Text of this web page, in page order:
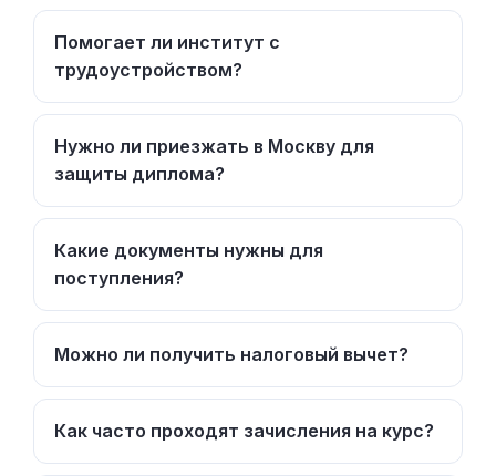
Помогает ли институт с
трудоустройством?
Нужно ли приезжать в Москву для
защиты диплома?
Какие документы нужны для
поступления?
Можно ли получить налоговый вычет?
Как часто проходят зачисления на курс?